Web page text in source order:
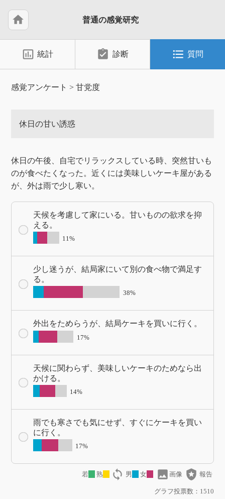
home 普通の感覚研究
insert_chart_outlined 統計 assignment_turned_in 診断 format_list_bulleted 質問
感覚アンケート >甘党度
休日の甘い誘惑
休日の午後、自宅でリラックスしている時、突然甘いも
のが食べたくなった。近くには美味しいケーキ屋がある
が、外は雨で少し寒い。
天候を考慮して家にいる。甘いものの欲求を抑
える。
11%
少し迷うが、結局家にいて別の食べ物で満足す
る。
38%
外出をためらうが、結局ケーキを買いに行く。
17%
天候に関わらず、美味しいケーキのためなら出
かける。
14%
雨でも寒さでも気にせず、すぐにケーキを買い
に行く。
17%
若 熟 loop 男 女 image 画像 local_police 報告
グラフ投票数：1510